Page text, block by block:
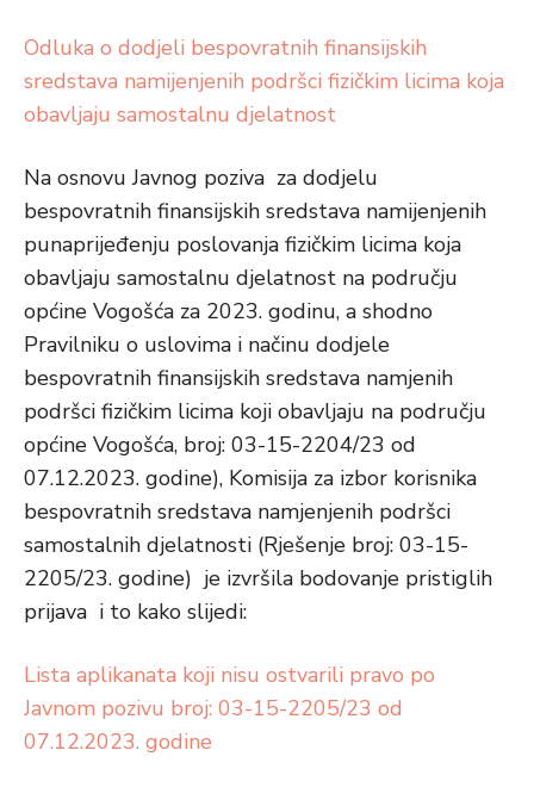
Odluka o dodjeli bespovratnih finansijskih
sredstava namijenjenih podršci fizičkim licima koja
obavljaju samostalnu djelatnost
Na osnovu Javnog poziva za dodjelu
bespovratnih finansijskih sredstava namijenjenih
punaprijeđenju poslovanja fizičkim licima koja
obavljaju samostalnu djelatnost na području
općine Vogošća za 2023. godinu, a shodno
Pravilniku o uslovima i načinu dodjele
bespovratnih finansijskih sredstava namjenih
podršci fizičkim licima koji obavljaju na području
općine Vogošća, broj: 03-15-2204/23 od
07.12.2023. godine), Komisija za izbor korisnika
bespovratnih sredstava namjenjenih podršci
samostalnih djelatnosti (Rješenje broj: 03-15-
2205/23. godine) je izvršila bodovanje pristiglih
prijava i to kako slijedi:
Lista aplikanata koji nisu ostvarili pravo po
Javnom pozivu broj: 03-15-2205/23 od
07.12.2023. godine